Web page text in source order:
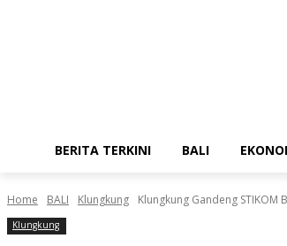
BERITA TERKINI BALI
Home BALI Klungkung Klungkung Gandeng STIKOM
Klungkung